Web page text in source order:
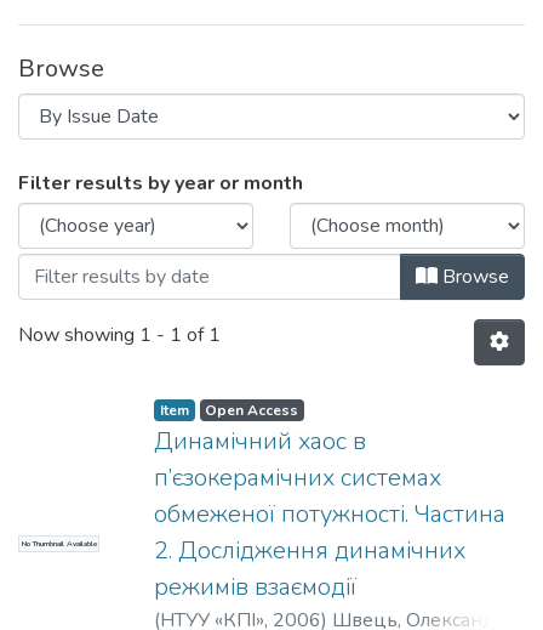
Browse
Browsing Наукові вісті НТУУ «КПІ»:
Filter results by year or month
Browse
Now showing 1 - 1 of 1
No Thumbnail Available
Item Open Access
Динамічний хаос в
п’єзокерамічних системах
обмеженої потужності. Частина
2. Дослідження динамічних
режимів взаємодії
(НТУУ «КПІ», 2006) Швець, Олександр